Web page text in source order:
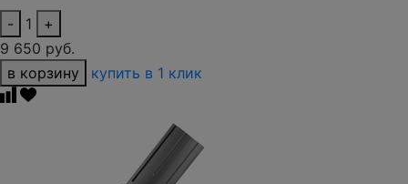
- 1
+
9 650 руб.
в корзину
купить в 1 клик